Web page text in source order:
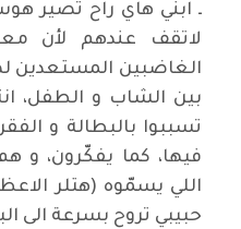
ـ ابني هاي راح تصير
لاتقف عندهم لأن
الغاضبين المستعدين
بين الشاب و الطفل،
تسببوا بالبطالة و
فيها، كما يفكّرون، و
اللي يسمّوه (هتلر
حبيبي تروح بسرعة الى